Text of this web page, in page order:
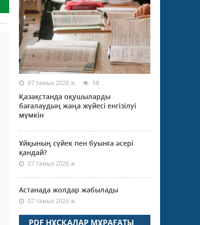
07 тамыз 2026 ж. 58
Қазақстанда оқушыларды
бағалаудың жаңа жүйесі енгізілуі
мүмкін
Ұйқының сүйек пен буынға әсері
қандай?
07 тамыз 2026 ж.
Астанада жолдар жабылады
07 тамыз 2026 ж.
PDF НҰСҚАЛАР МҰРАҒАТЫ